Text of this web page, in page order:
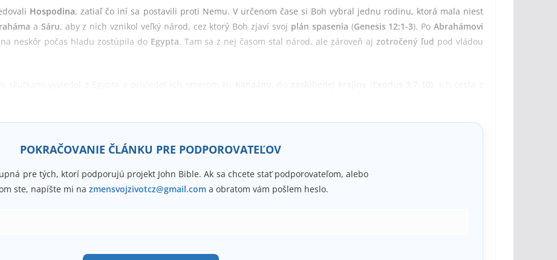
Hospodina, zatiaľ čo iní sa postavili proti Nemu. V určenom čase si Boh vybral jednu rodinu, ktorá mala niesť
a Sáru, aby z nich vznikol veľký národ, cez ktorý Boh zjaví svoj plán spasenia (Genesis 12:1-3). PoAbrahámovi
neskôr počas hladu zostúpila do Egypta. Tam sa z nej časom stal národ, ale zároveň ajzotročený ľud pod vládou
POKRAČOVANIE ČLÁNKU PRE PODPOROVATEĽOV
pre tých, ktorí podporujú projekt John Bible. Ak sa chcete stať podporovateľom, alebo
ste, napíšte mi na zmensvojzivotcz@gmail.com a obratom vám pošlem heslo.